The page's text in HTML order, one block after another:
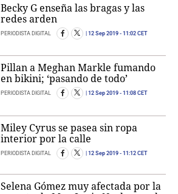
Becky G enseña las bragas y las
redes arden
PERIODISTA DIGITAL 12 Sep 2019 - 11:02 CET
Pillan a Meghan Markle fumando
en bikini; ‘pasando de todo’
PERIODISTA DIGITAL 12 Sep 2019 - 11:08 CET
Miley Cyrus se pasea sin ropa
interior por la calle
PERIODISTA DIGITAL 12 Sep 2019 - 11:12 CET
Selena Gómez muy afectada por la